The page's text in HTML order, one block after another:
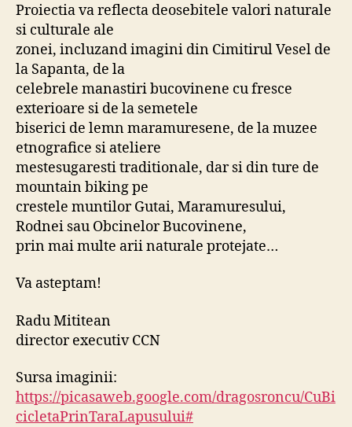
Proiectia va reflecta deosebitele valori naturale
si culturale ale
zonei, incluzand imagini din Cimitirul Vesel de
la Sapanta, de la
celebrele manastiri bucovinene cu fresce
exterioare si de la semetele
biserici de lemn maramuresene, de la muzee
etnografice si ateliere
mestesugaresti traditionale, dar si din ture de
mountain biking pe
crestele muntilor Gutai, Maramuresului,
Rodnei sau Obcinelor Bucovinene,
prin mai multe arii naturale protejate…
Va asteptam!
Radu Mititean
director executiv CCN
Sursa imaginii:
https://picasaweb.google.com/dragosroncu/CuBi
cicletaPrinTaraLapusului#